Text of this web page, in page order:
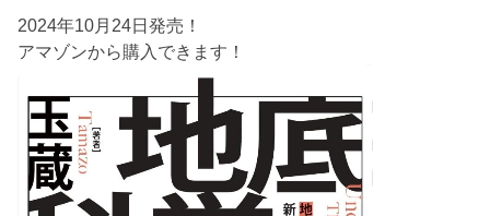
2024年10月24日発売！
アマゾンから購入できます！